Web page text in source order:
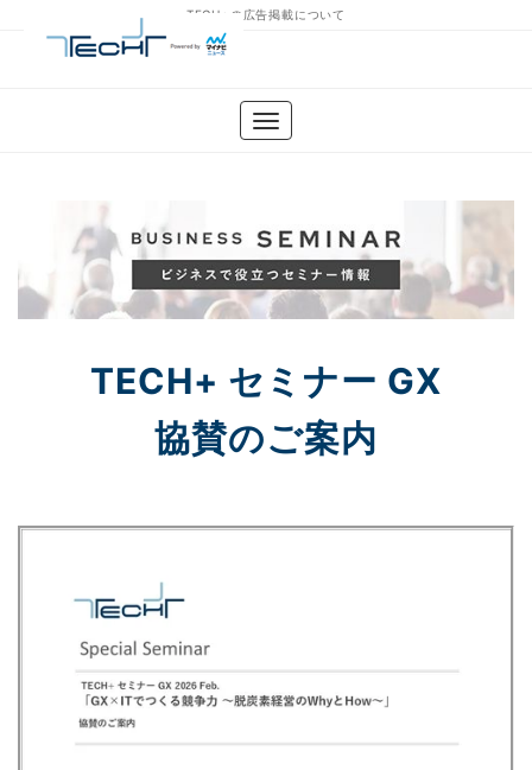
TECH+の広告掲載について
TECH+ セミナー GX
協賛のご案内